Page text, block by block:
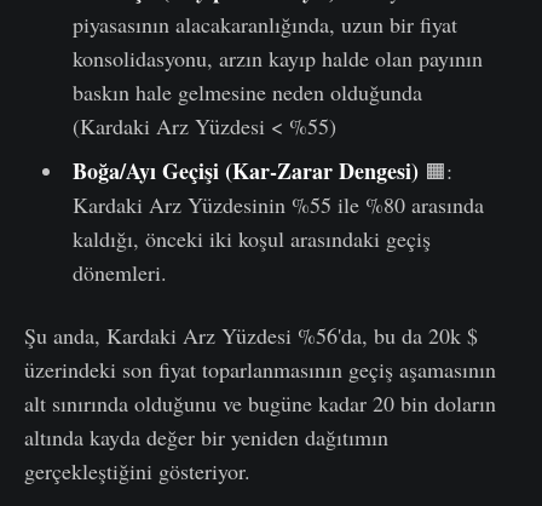
piyasasının alacakaranlığında, uzun bir fiyat
konsolidasyonu, arzın kayıp halde olan payının
baskın hale gelmesine neden olduğunda
(Kardaki Arz Yüzdesi < %55)
Boğa/Ayı Geçişi (Kar-Zarar Dengesi) 🟧:
Kardaki Arz Yüzdesinin %55 ile %80 arasında
kaldığı, önceki iki koşul arasındaki geçiş
dönemleri.
Şu anda, Kardaki Arz Yüzdesi %56'da, bu da 20k $
üzerindeki son fiyat toparlanmasının geçiş aşamasının
alt sınırında olduğunu ve bugüne kadar 20 bin doların
altında kayda değer bir yeniden dağıtımın
gerçekleştiğini gösteriyor.